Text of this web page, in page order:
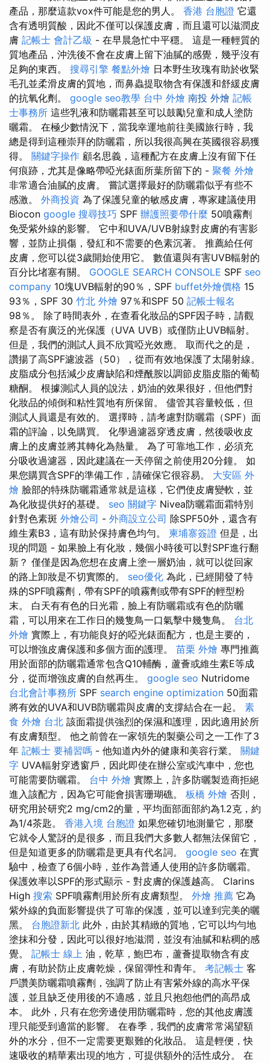
產品，那麼這款vox件可能是您的男人。 香港 台胞證 它還
含有透明質酸，因此不僅可以保護皮膚，而且還可以滋潤皮
膚 記帳士 會計乙級 - 在早晨急忙中平穩。 這是一種輕質的
質地產品，沖洗後不會在皮膚上留下油膩的感覺，幾乎沒有
足夠的東西。 搜尋引擎 餐點外燴 日本野生玫瑰有助於收緊
毛孔並柔滑皮膚的質地，而鼻蟲提取物含有保護和舒緩皮膚
的抗氧化劑。 google seo教學 台中 外燴 南投 外燴 記帳
士事務所 這些乳液和防曬霜甚至可以鼓勵兒童和成人塗防
曬霜。 在極少數情況下，當我幸運地前往美國旅行時，我
總是得到這種崇拜的防曬霜，所以我很高興在英國很容易獲
得。 關鍵字操作 顧名思義，這種配方在皮膚上沒有留下任
何痕跡，尤其是像略帶啞光錶面所葉所留下的 - 聚餐 外燴
非常適合油膩的皮膚。 嘗試選擇最好的防曬霜似乎有些不
感激。 外商投資 為了保護兒童的敏感皮膚，專家建議使用
Biocon google 搜尋技巧 SPF 辦護照要帶什麼 50噴霧劑
免受紫外線的影響。 它中和UVA/UVB射線對皮膚的有害影
響，並防止損傷，發紅和不需要的色素沉著。 推薦給任何
皮膚，您可以從3歲開始使用它。 數值還與有害UVB輻射的
百分比堵塞有關。 GOOGLE SEARCH CONSOLE SPF seo
company 10塊UVB輻射的90％，SPF buffet外燴價格 15
93％，SPF 30 竹北 外燴 97％和SPF 50 記帳士報名
98％。 除了時間表外，在查看化妝品的SPF因子時，請觀
察是否有廣泛的光保護（UVA UVB）或僅防止UVB輻射。
但是，我們的測試人員不欣賞啞光效應。 取而代之的是，
讚揚了高SPF濾波器（50），從而有效地保護了太陽射線。
皮脂成分包括減少皮膚缺陷和煙酰胺以調節皮脂皮脂的葡萄
糖酮。 根據測試人員的說法，奶油的效果很好，但他們對
化妝品的傾倒和粘性質地有所保留。 儘管其容量較低，但
測試人員還是有效的。 選擇時，請考慮對防曬霜（SPF）面
霜的評論，以免購買。 化學過濾器穿透皮膚，然後吸收皮
膚上的皮膚並將其轉化為熱量。 為了可靠地工作，必須充
分吸收過濾器，因此建議在一天停留之前使用20分鐘。 如
果您購買含SPF的準備工作，請確保它很容易。 大安區 外
燴 臉部的特殊防曬霜通常就是這樣，它們使皮膚變軟，並
為化妝提供好的基礎。 seo 關鍵字 Nivea防曬霜面霜特別
針對色素斑 外燴公司 - 外商設立公司 除SPF50外，還含有
維生素B3，這有助於保持膚色均勻。 柬埔寨簽證 但是，出
現的問題 - 如果臉上有化妝，幾個小時後可以對SPF進行翻
新？ 僅僅是因為您想在皮膚上塗一層奶油，就可以從回家
的路上卸妝是不切實際的。 seo優化 為此，已經開發了特
殊的SPF噴霧劑，帶有SPF的噴霧劑或帶有SPF的輕型粉
末。 白天有有色的日光霜，臉上有防曬霜或有色的防曬
霜，可以用來在工作日的幾隻鳥一口氣擊中幾隻鳥。 台北
外燴 實際上，有功能良好的啞光錶面配方，也是主要的，
可以增強皮膚保護和多個方面的護理。 苗栗 外燴 專門推薦
用於面部的防曬霜通常包含Q10輔酶，蘆薈或維生素E等成
分，從而增強皮膚的自然再生。 google seo Nutridome
台北會計事務所 SPF search engine optimization 50面霜
將有效的UVA和UVB防曬霜與皮膚的支撐結合在一起。 素
食 外燴 台北 該面霜提供強烈的保濕和護理，因此適用於所
有皮膚類型。 他之前曾在一家領先的製藥公司之一工作了3
年 記帳士 要補習嗎 - 他知道內外的健康和美容行業。 關鍵
字 UVA輻射穿透窗戶，因此即使在辦公室或汽車中，您也
可能需要防曬霜。 台中 外燴 實際上，許多防曬製造商拒絕
進入該配方，因為它可能會損害珊瑚礁。 板橋 外燴 否則，
研究用於研究2 mg/cm2的量，平均面部面部約為1.2克，約
為1/4茶匙。 香港入境 台胞證 如果您確切地測量它，那麼
它就令人驚訝的是很多，而且我們大多數人都無法保留它，
但是知道更多的防曬霜是更具有代名詞。 google seo 在實
驗中，檢查了6個小時，並作為普通人使用的許多防曬霜。
保護效率以SPF的形式顯示 - 對皮膚的保護越高。 Clarins
High 搜索 SPF噴霧劑用於所有皮膚類型。 外燴 推薦 它為
紫外線的負面影響提供了可靠的保護，並可以達到完美的曬
黑。 台胞證新北 此外，由於其精緻的質地，它可以均勻地
塗抹和分發，因此可以很好地滋潤，並沒有油膩和粘稠的感
覺。 記帳士 線上 油，乾草，鮑巴布，蘆薈提取物含有皮
膚，有助於防止皮膚乾燥，保留彈性和青年。 考記帳士 客
戶讚美防曬霜噴霧劑，強調了防止有害紫外線的高水平保
護，並且缺乏使用後的不適感，並且只抱怨他們的高昂成
本。 此外，只有在您旁邊使用防曬霜時，您的其他皮膚護
理只能受到適當的影響。 在春季，我們的皮膚常常渴望額
外的水分，但不一定需要更艱難的化妝品。 這是輕便，快
速吸收的精華素出現的地方，可提供額外的活性成分。 在